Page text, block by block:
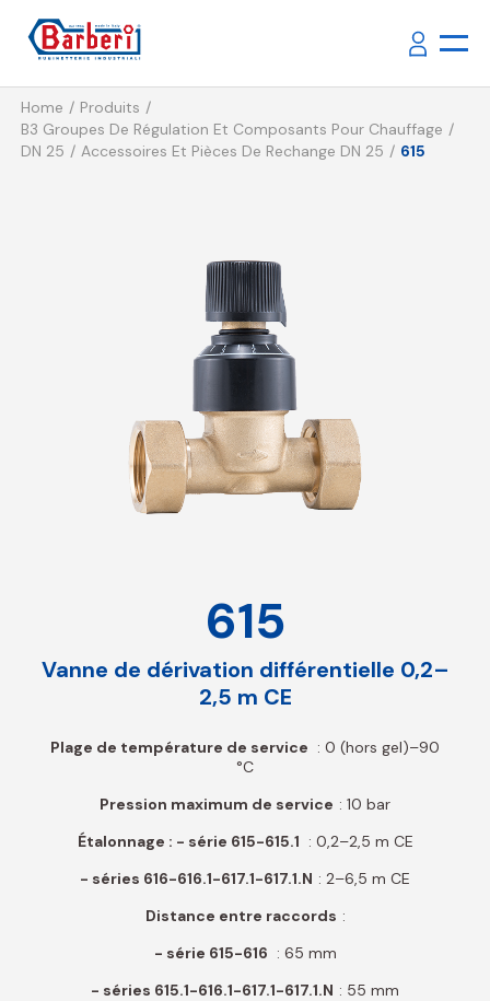
Home
Produits
B3 Groupes De Régulation Et Composants Pour Chauffage
DN 25
Accessoires Et Pièces De Rechange DN 25 615
615
Vanne de dérivation différentielle 0,2–
2,5 m CE
Plage de température de service : 0 (hors gel)–90
°C
Pression maximum de service : 10 bar
Étalonnage : - série 615-615.1 : 0,2–2,5 m CE
- séries 616-616.1-617.1-617.1.N : 2–6,5 m CE
Distance entre raccords :
- série 615-616 : 65 mm
- séries 615.1-616.1-617.1-617.1.N : 55 mm